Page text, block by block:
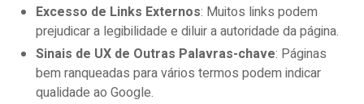
Excesso de Links Externos: Muitos links podem
prejudicar a legibilidade e diluir a autoridade da página.
Sinais de UX de Outras Palavras-chave: Páginas
bem ranqueadas para vários termos podem indicar
qualidade ao Google.